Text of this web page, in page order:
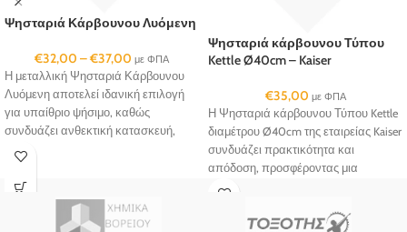
Ψησταριά Κάρβουνου Λυόμενη
€32,00 –€37,00 με ΦΠΑ
Η μεταλλική Ψησταριά Κάρβουνου
Λυόμενη αποτελεί ιδανική επιλογή
για υπαίθριο ψήσιμο, καθώς
συνδυάζει ανθεκτική κατασκευή,
πρακτικό σχεδιασμό και εύκολη
Ψησταριά κάρβουνου Τύπου
Kettle Ø40cm – Kaiser
€35,00 με ΦΠΑ
Η Ψησταριά κάρβουνου Τύπου Kettle
διαμέτρου Ø40cm της εταιρείας Kaiser
συνδυάζει πρακτικότητα και
απόδοση, προσφέροντας μια
ολοκληρωμένη εμπειρία ψησίματος